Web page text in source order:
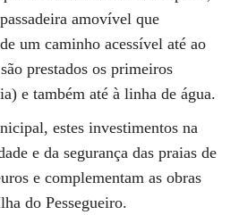
amovível que
um caminho acessível até ao
prestados os primeiros
e também até à linha de água.
estes investimentos na
e da segurança das praias de
e complementam as obras
do Pessegueiro.